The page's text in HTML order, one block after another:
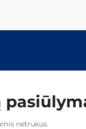
netrukus.